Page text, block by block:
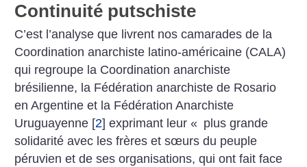
Continuité putschiste
C’est l’analyse que livrent nos camarades de la
Coordination anarchiste latino-américaine (CALA)
qui regroupe la Coordination anarchiste
brésilienne, la Fédération anarchiste de Rosario
en Argentine et la Fédération Anarchiste
Uruguayenne [2] exprimant leur « plus grande
solidarité avec les frères et sœurs du peuple
péruvien et de ses organisations, qui ont fait face